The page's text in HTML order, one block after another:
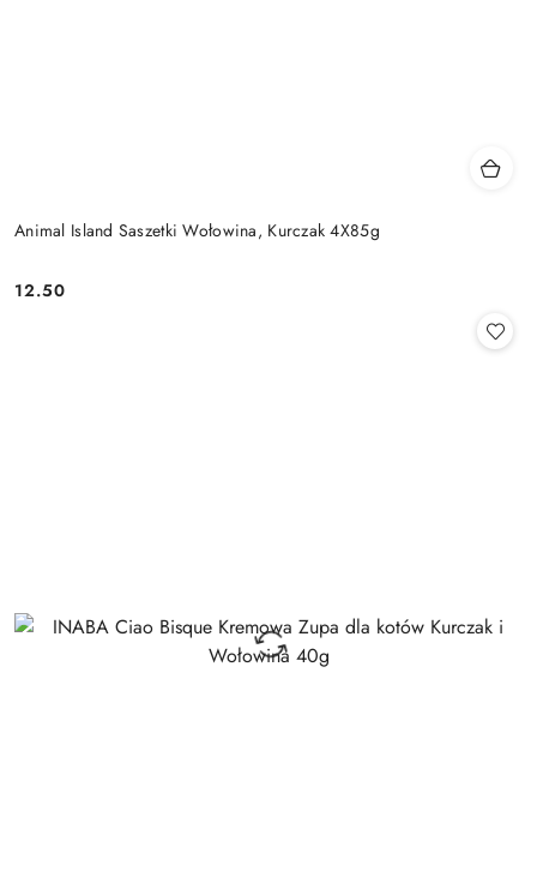
Animal Island Saszetki Wołowina, Kurczak 4X85g
Cena:
12.50